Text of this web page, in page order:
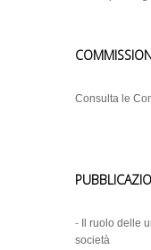
Consulta le
-
Il ruolo delle
società